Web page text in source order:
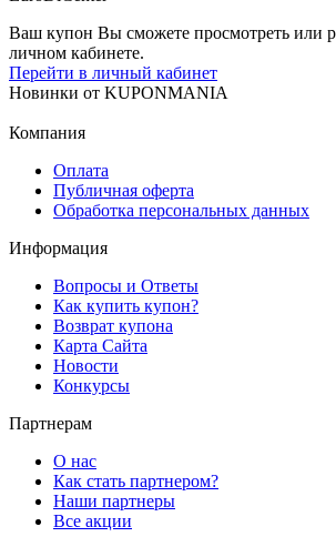
Ваш купон Вы сможете просмотреть или
личном кабинете.
Перейти в личный кабинет
Новинки от KUPONMANIA
Компания
Оплата
Публичная оферта
Обработка персональных данных
Информация
Вопросы и Ответы
Как купить купон?
Возврат купона
Карта Сайта
Новости
Конкурсы
Партнерам
О нас
Как стать партнером?
Наши партнеры
Все акции